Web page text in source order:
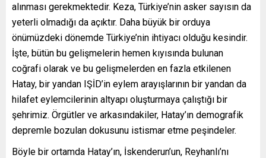
alınması gerekmektedir. Keza, Türkiye’nin asker sayısın da
yeterli olmadığı da açıktır. Daha büyük bir orduya
önümüzdeki dönemde Türkiye’nin ihtiyacı olduğu kesindir.
İşte, bütün bu gelişmelerin hemen kıyısında bulunan
coğrafi olarak ve bu gelişmelerden en fazla etkilenen
Hatay, bir yandan IŞİD’in eylem arayışlarının bir yandan da
hilafet eylemcilerinin altyapı oluşturmaya çalıştığı bir
şehrimiz. Örgütler ve arkasındakiler, Hatay’ın demografik
depremle bozulan dokusunu istismar etme peşindeler.
Böyle bir ortamda Hatay’ın, İskenderun’un, Reyhanlı’nı